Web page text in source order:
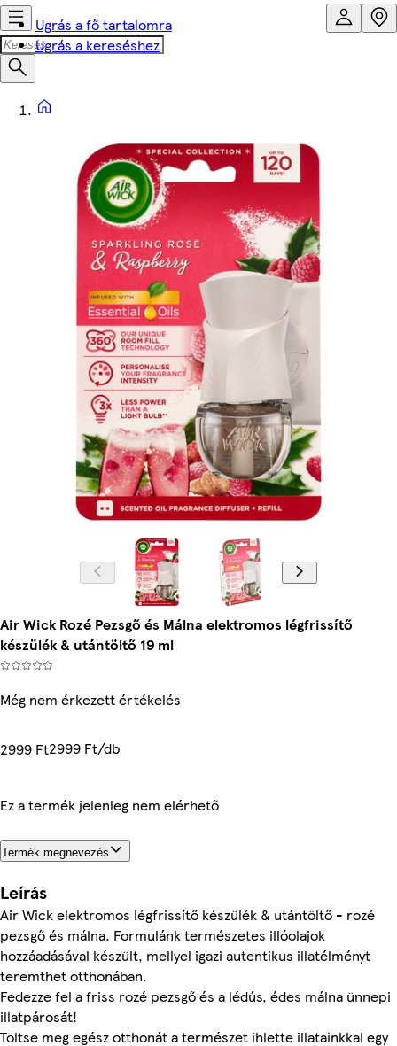
Ugrás a fő tartalomra
Ugrás a kereséshez
Air Wick Rozé Pezsgő és Málna elektromos légfrissítő
készülék & utántöltő 19 ml
Még nem érkezett értékelés
2999 Ft2999 Ft/db
Ez a termék jelenleg nem elérhető
Termék megnevezés
Leírás
Air Wick elektromos légfrissítő készülék & utántöltő - rozé
pezsgő és málna. Formulánk természetes illóolajok
hozzáadásával készült, mellyel igazi autentikus illatélményt
teremthet otthonában.
Fedezze fel a friss rozé pezsgő és a lédús, édes málna ünnepi
illatpárosát!
Töltse meg egész otthonát a természet ihlette illatainkkal egy